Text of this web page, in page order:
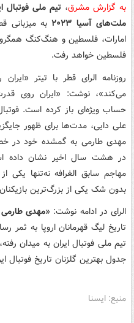
به گزارش مشرق، تیم ملی فوتبال
ملت‌های آسیا ۲۰۲۳
امارات، فلسطین و هنگ‌کنگ
فلسطین خواهد رفت.
روزنامه الرای قطر با تیتر
می‌کند»، نوشت: «ایران روی
حساب ویژه‌ای باز کرده است.
علی دایی، مدت‌ها برای ظهور
مهدی طارمی به گمشده خود در
در هشت سال اخیر نشان داده
مهاجم سابق الغرافه نه‌تنها یکی
بدون شک یکی از بزرگ‌ترین
الرای در ادامه نوشت: «مهدی
جدول بهترین گلزنان تاریخ فوتبال
منبع: ایسنا